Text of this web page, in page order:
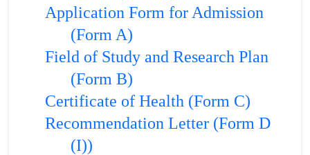
Application Form for Admission
(Form A)
Field of Study and Research Plan
(Form B)
Certificate of Health (Form C)
Recommendation Letter (Form D
(I))